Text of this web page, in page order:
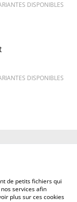
DISPONIBLES
DISPONIBLES
de cookies
de petits fichiers qui
services afin
plus sur ces cookies